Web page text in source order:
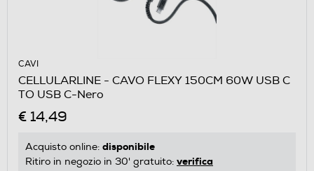
CAVI
CELLULARLINE - CAVO FLEXY 150CM 60W USB C
TO USB C-Nero
€ 14,49
Acquisto online: disponibile
Ritiro in negozio in 30' gratuito: verifica